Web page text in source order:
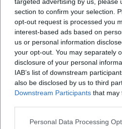
section to confirm your selection.
opt-out request is processed you
interest-based ads based on
us or personal information
your opt-out. You may separately
disclosure of your personal
IAB’s list of downstream
also be disclosed by us to third
Downstream Participants that may
Personal Data Processing
Charakteristisch ist die
Tonmischung, klarer Schnitt und
didaktische Leitfrage nie aus
Buch oder Podcast-Staffel – die
konsistente Qualitätssignale, die
Publikums festigen und die
Bildungssektor positionieren.
Kritische Rezeption, Preise und
Wissenschaftskommunikation.